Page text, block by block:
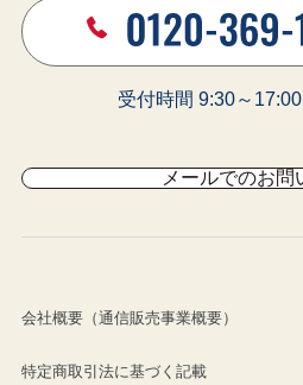
受付時間 9:30～17:00
メールでのお問
会社概要（通信販売事業概要）
特定商取引法に基づく記載